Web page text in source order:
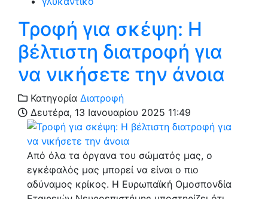
Τροφή για σκέψη: Η
βέλτιστη διατροφή για
να νικήσετε την άνοια
Κατηγορία Διατροφή
Δευτέρα, 13 Ιανουαρίου 2025 11:49
Από όλα τα όργανα του σώματός μας, ο
εγκέφαλός μας μπορεί να είναι ο πιο
αδύναμος κρίκος. H Ευρωπαϊκή Ομοσπονδία